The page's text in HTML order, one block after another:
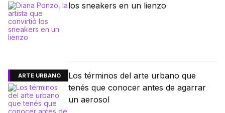
los sneakers en un lienzo
ARTE URBANO
Los términos del arte urbano que
tenés que conocer antes de agarrar
un aerosol